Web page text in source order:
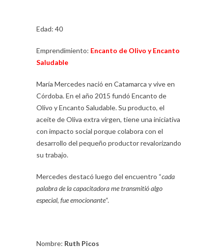
Edad: 40
Emprendimiento: Encanto de Olivo y Encanto
Saludable
María Mercedes nació en Catamarca y vive en
Córdoba. En el año 2015 fundó Encanto de
Olivo y Encanto Saludable. Su producto, el
aceite de Oliva extra vírgen, tiene una iniciativa
con impacto social porque colabora con el
desarrollo del pequeño productor revalorizando
su trabajo.
Mercedes destacó luego del encuentro “cada
palabra de la capacitadora me transmitió algo
especial, fue emocionante“.
Nombre: Ruth Picos